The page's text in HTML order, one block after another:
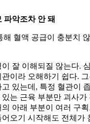
파악조차 안 돼
해 혈액 공급이 충분치
잘 이해되질 않는다.
이라 오해하기 쉽다.
있는데, 특정 혈관이
는 근육 부분만 괴사가
아래 부분이 여러 구
오기 시작해도 전체가